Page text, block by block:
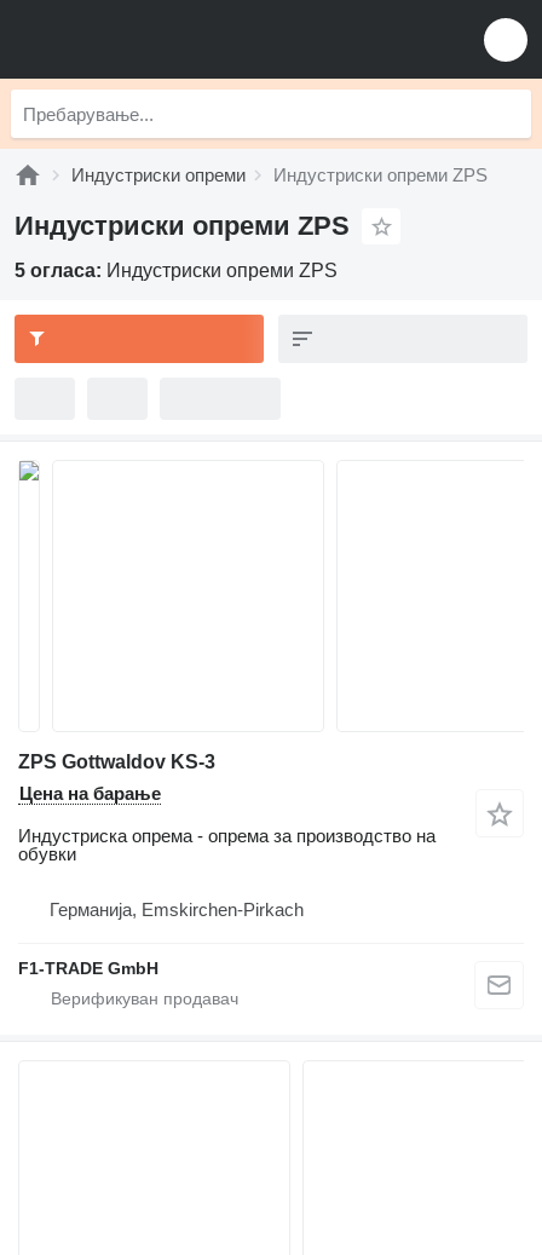
Индустриски опреми Индустриски опреми ZPS
Индустриски опреми ZPS
5 огласа: Индустриски опреми ZPS
ZPS Gottwaldov KS-3
Цена на барање
Индустриска опрема - опрема за производство на
обувки
Германија, Emskirchen-Pirkach
F1-TRADE GmbH